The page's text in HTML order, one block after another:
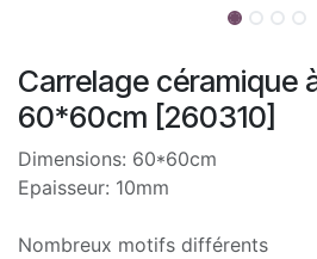
Carrelage céramique
60*60cm [260310]
Dimensions: 60*60cm
Epaisseur: 10mm
Nombreux motifs différents